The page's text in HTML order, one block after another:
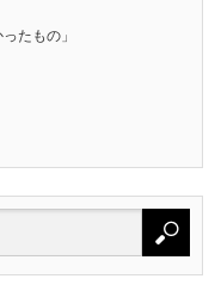
たもの」